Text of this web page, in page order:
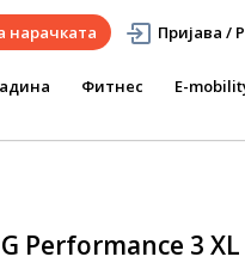
нарачката Пријава /
Фитнес E-
Performance 3 XL